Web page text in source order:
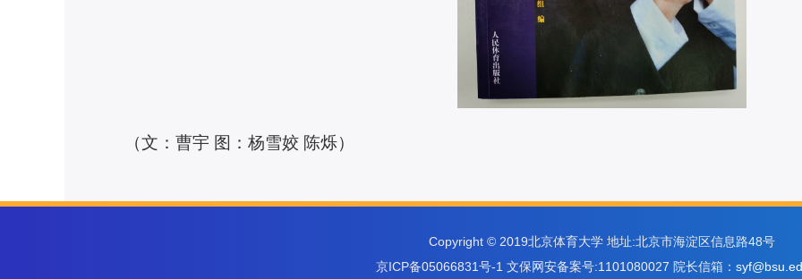
（文：曹宇 图：杨雪姣 陈烁）
Copyright © 2019北京体育大学 地址:北京市海淀区信息路48号
京ICP备05066831号-1 文保网安备案号:1101080027 院长信箱：